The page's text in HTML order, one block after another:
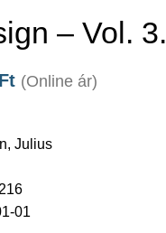
– Vol. 3.
Ft (Online ár)
Julius
01